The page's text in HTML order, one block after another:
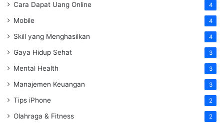
Cara Dapat Uang Online 4
Mobile 4
Skill yang Menghasilkan 4
Gaya Hidup Sehat 3
Mental Health 3
Manajemen Keuangan 3
Tips iPhone 2
Olahraga & Fitness 2